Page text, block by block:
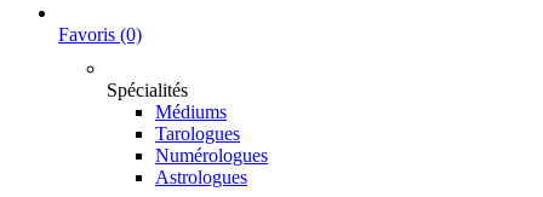
Favoris (0)
Spécialités
Médiums
Tarologues
Numérologues
Astrologues